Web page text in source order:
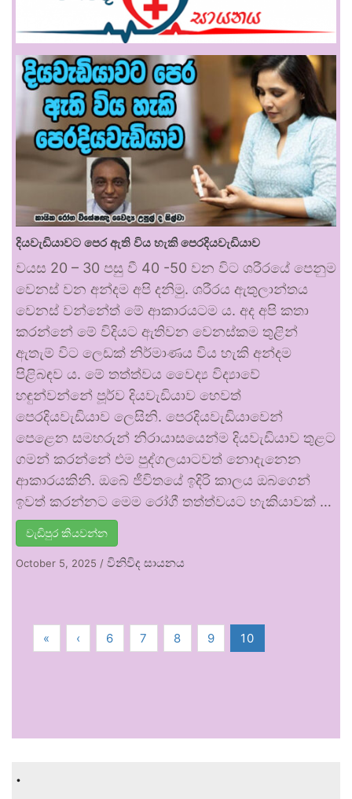
දියවැඩියාවට පෙර ඇති විය හැකි පෙරදියවැඩියාව
වයස 20 – 30 පසු වී 40 -50 වන විට ශරීරයේ පෙනුම
වෙනස් වන අන්දම අපි දනිමු. ශරීරය ඇතුලාන්තය
වෙනස් වන්නේත් මේ ආකාරයටම ය. අද අපි කතා
කරන්නේ මේ විදියට ඇතිවන වෙනස්කම තුළින්
ඇතැම් විට ලෙඩක් නිර්මාණය විය හැකි අන්දම
පිළිබඳව ය. මේ තත්ත්වය වෛද්‍ය විද්‍යාවේ
හඳුන්වන්නේ පූර්ව දියවැඩියාව හෙවත්
පෙරදියවැඩියාව ලෙසිනි. පෙරදියවැඩියාවෙන්
පෙළෙන සමහරුන් නිරායාසයෙන්ම දියවැඩියාව තුළට
ගමන් කරන්නේ එම පුද්ගලයාටවත් නොදැනෙන
ආකාරයකිනි. ඔබේ ජීවිතයේ ඉදිරි කාලය ඔබගෙන්
ඉවත් කරන්නට මෙම රෝගී තත්ත්වයට හැකියාවක් …
වැඩිපුර කියවන්න
October 5, 2025 / විනිවිද සායනය
« ‹ 6 7 8 9 10
.